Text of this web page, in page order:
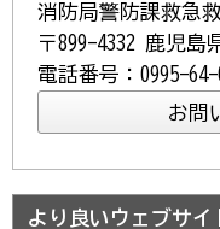
消防局警防課救急
〒899-4332 鹿児島
電話番号：0995-64-
より良いウェブサ